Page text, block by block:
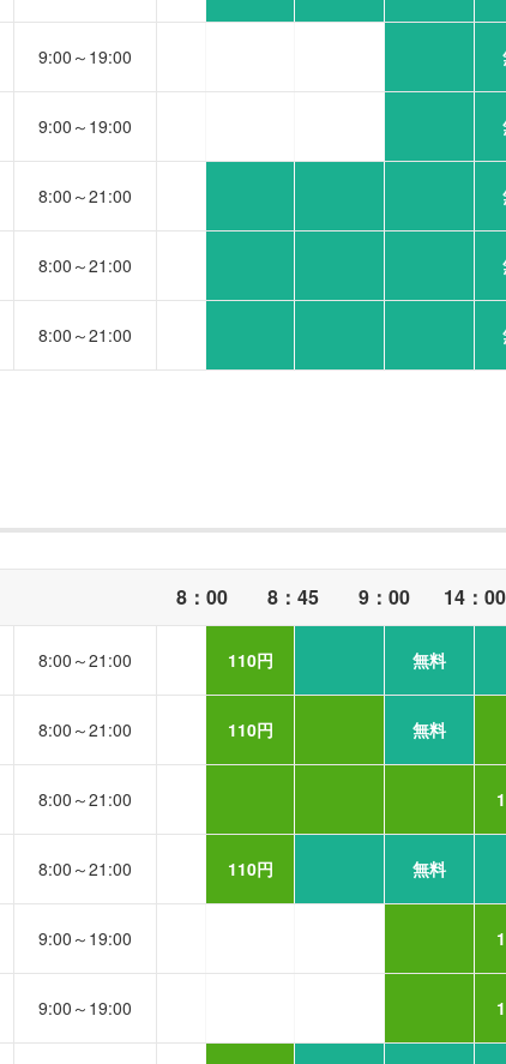
9:00～19:00
9:00～19:00
8:00～21:00
8:00～21:00
8:00～21:00
8：00 8：45 9：00 14：00
8:00～21:00 110円 無料
8:00～21:00 110円 無料
8:00～21:00
8:00～21:00 110円 無料
9:00～19:00
9:00～19:00